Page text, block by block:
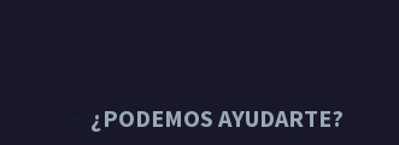
¿PODEMOS AYUDARTE?